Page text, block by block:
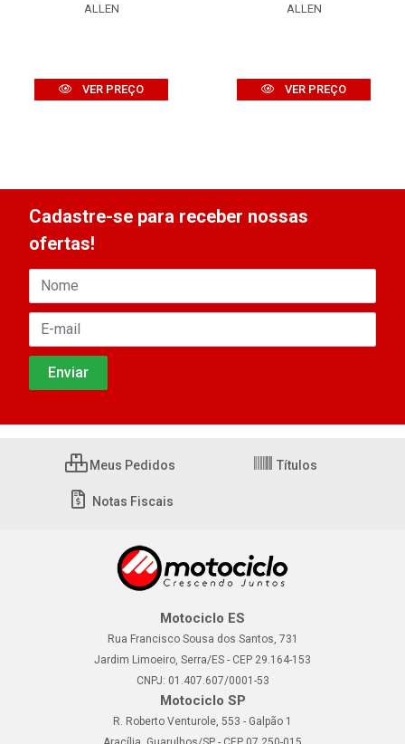
ALLEN
VER PREÇO
ALLEN
VER PREÇO
Cadastre-se para receber nossas
ofertas!
Meus Pedidos Títulos
Notas Fiscais
Motociclo ES
Rua Francisco Sousa dos Santos, 731
Jardim Limoeiro, Serra/ES - CEP 29.164-153
CNPJ: 01.407.607/0001-53
Motociclo SP
R. Roberto Venturole, 553 - Galpão 1